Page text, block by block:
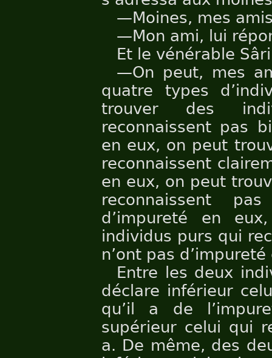
—Moines, mes
—Mon ami, lui
Et le vénérable
—On peut, mes
quatre types
trouver des
reconnaissent pas
en eux, on peut
reconnaissent
en eux, on peut
reconnaissent
d’impureté en
individus purs qui
n’ont pas
Entre les deux
déclare inférieur
qu’il a de
supérieur celui qui
a. De même, des